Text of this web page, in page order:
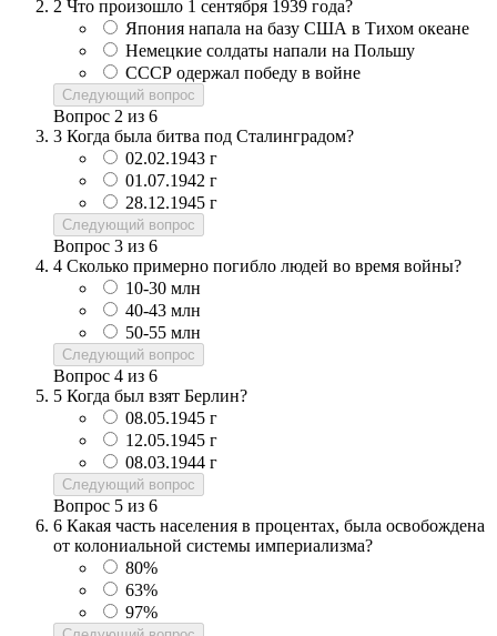
2 Что произошло 1 сентября 1939 года?
Япония напала на базу США в Тихом океане
Немецкие солдаты напали на Польшу
СССР одержал победу в войне
Следующий вопрос
Вопрос 2 из 6
3 Когда была битва под Сталинградом?
02.02.1943 г
01.07.1942 г
28.12.1945 г
Следующий вопрос
Вопрос 3 из 6
4 Сколько примерно погибло людей во время войны?
10-30 млн
40-43 млн
50-55 млн
Следующий вопрос
Вопрос 4 из 6
5 Когда был взят Берлин?
08.05.1945 г
12.05.1945 г
08.03.1944 г
Следующий вопрос
Вопрос 5 из 6
6 Какая часть населения в процентах, была освобождена
от колониальной системы империализма?
80%
63%
97%